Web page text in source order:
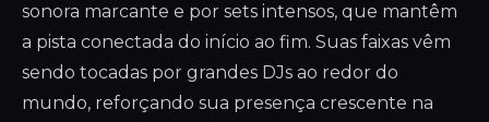
sonora marcante e por sets intensos, que mantêm
a pista conectada do início ao fim. Suas faixas vêm
sendo tocadas por grandes DJs ao redor do
mundo, reforçando sua presença crescente na